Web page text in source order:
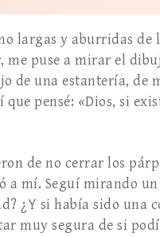
largas y aburridas de
me puse a mirar el
de una estantería, de
pensé: «Dios, si
de no cerrar los
a mí. Seguí mirando
¿Y si había sido una
muy segura de si